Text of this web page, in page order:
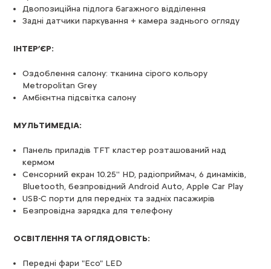
Двопозиційна підлога багажного відділення
Задні датчики паркування + камера заднього огляду
ІНТЕР’ЄР:
Оздоблення салону: тканина сірого кольору
Metropolitan Grey
Амбієнтна підсвітка салону
МУЛЬТИМЕДІА:
Панель приладів TFT кластер розташований над
кермом
Сенсорний екран 10.25'' HD, радіоприймач, 6 динаміків,
Bluetooth, безпровідний Android Auto, Apple Car Play
USB-C порти для передніх та задніх пасажирів
Безпровідна зарядка для телефону
ОСВІТЛЕННЯ ТА ОГЛЯДОВІСТЬ:
Передні фари "Eco" LED